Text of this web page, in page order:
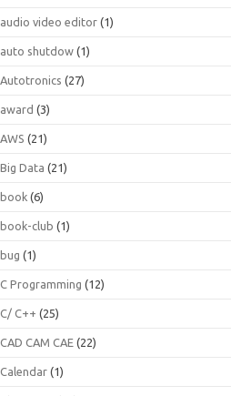
audio video editor (1)
auto shutdow (1)
Autotronics (27)
award (3)
AWS (21)
Big Data (21)
book (6)
book-club (1)
bug (1)
C Programming (12)
C/ C++ (25)
CAD CAM CAE (22)
Calendar (1)